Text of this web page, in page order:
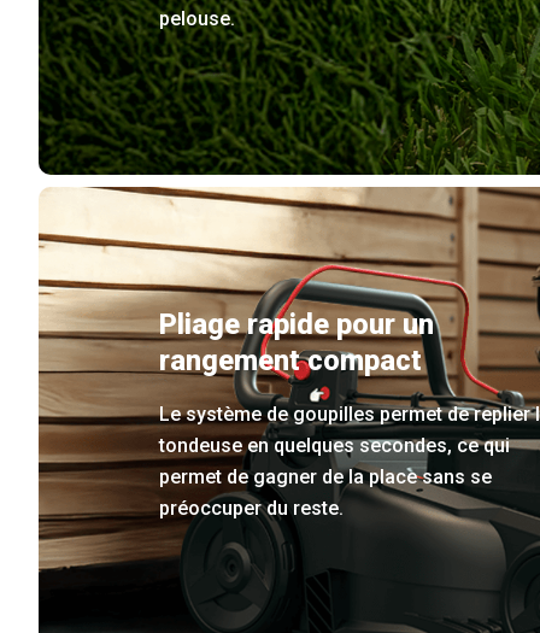
pelouse.
Pliage rapide pour un
rangement compact
Le système de goupilles permet de replier
tondeuse en quelques secondes, ce qui
permet de gagner de la place sans se
préoccuper du reste.